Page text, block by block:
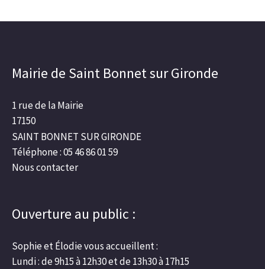
Mairie de Saint Bonnet sur Gironde
1 rue de la Mairie
17150
SAINT BONNET SUR GIRONDE
Téléphone : 05 46 86 01 59
Nous contacter
Ouverture au public :
Sophie et Élodie vous accueillent :
Lundi : de 9h15 à 12h30 et de 13h30 à 17h15